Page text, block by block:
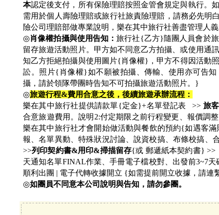
本認定後支付，所有保險理賠按照金管會規定與執行。
需用於個人壽險理賠或旅行社旅責險理賠，請務必先明
險公司理賠部做專業說明，樂在其中旅行社善盡管理人
◎肖像權拍攝與使用告知：旅行社{乙方}隨團人員會於
留存旅遊活動照片。甲方如不同意乙方拍攝、或使用通
知乙方拒絕拍攝與使用圖片{肖像權}，甲方不得因活動
訟。照片{肖像權}如不願被拍攝、傳輸、使用亦可告
攝，請於領隊帶團時告知不可拍攝旅遊活動照片。}
◎旅遊行程&費用合意之後，後續旅遊承辦流程：
樂在其中旅行社提供請款單{定金}+名單登記表 >> 旅
合意旅遊費用。說明2:付定期限之前行程變更、報價調
樂在其中旅行社才會開始做活動與餐飲的預約{如遇客
報、名單異動、特殊狀況討論、說資校搞、布條校搞、
>>列印契約書&用印&掃描留存{或 郵遞紙本契約書}
天通知名單FINAL作業、手冊電子檔校對、出發前3~7
順利出團 | 電子代轉收據開立 {如需提前開立收據，請連
◎如團員不同意本公司說明與告知，請勿參團。